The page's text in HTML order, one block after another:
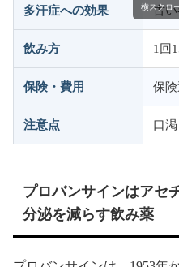
多汗症への効果 古
飲み方 1回
保険・費用 保
注意点 口
横スクロ
プロバンサインはアセ
分泌を減らす飲み薬